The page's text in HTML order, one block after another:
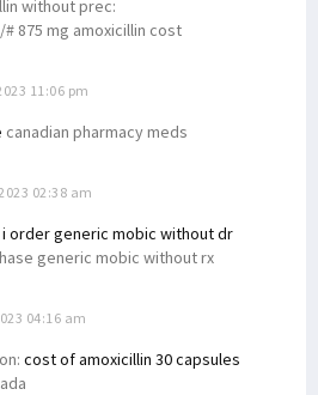
without prec:
875 mg amoxicillin cost
11:06 pm
canadian pharmacy meds
02:38 am
i order generic mobic without dr
generic mobic without rx
04:16 am
cost of amoxicillin 30 capsules